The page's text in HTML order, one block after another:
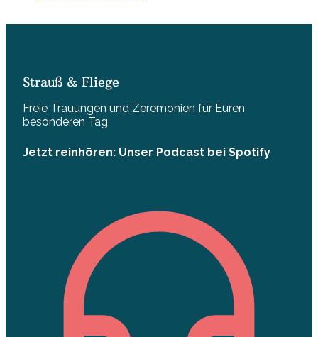
Strauß & Fliege
Freie Trauungen und Zeremonien für Euren
besonderen Tag
Jetzt reinhören: Unser Podcast bei Spotify